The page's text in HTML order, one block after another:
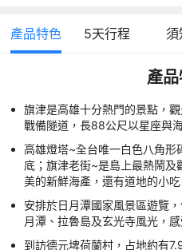
產品特色 5天行程 須
產
旗津是高雄十分熱門的景點，
戰備隧道，長88公尺以星座與
高雄燈塔~全台唯一白色八角形
底；旗津老街~是島上最熱鬧
美的新鮮海產，還有道地的小吃
安排於日月潭國家風景區遊覽
月潭、拉魯島及玄光寺風光，
到訪德元埤荷蘭村，占地約有